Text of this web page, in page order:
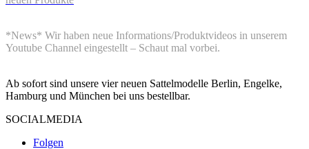
*News* Wir haben neue Informations/Produktvideos in unserem
Youtube Channel eingestellt – Schaut mal vorbei.
Ab sofort sind unsere vier neuen Sattelmodelle Berlin, Engelke,
Hamburg und München bei uns bestellbar.
SOCIALMEDIA
Folgen